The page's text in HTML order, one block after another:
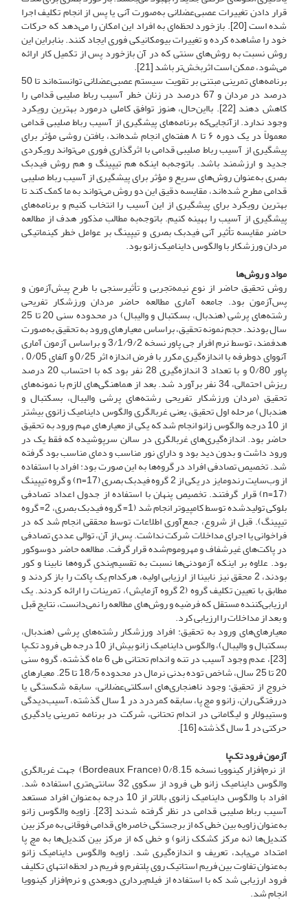
قرار دادن تغییرات عصبی‌عضلانی به‌صورت آنی یا پس از انجام تکلیف اجرا
شده است [20]. بازخورد لحظه‌ای به افراد این امکان را می‌دهد که حرکات
خود را مشاهده کرده و تغییرات بیومکانیکی فوری ایجاد کنند. بنابراین این
روش نسبت به روش‌های سنتی که در آن بازخورد پس از تکمیل کار ارائه
می‌شود، ممکن است اثربخش‌تر باشد [21].
برنامه‌های تمرینی مبتنی بر تقویت سیستم عصبی‌عضلانی توانسته‌اند تا 50
درصد در مردان و 67 درصد در زنان خطر آسیب رباط صلیبی قدامی را
کاهش دهند [22]. با‌این‌حال، هنوز توافق کاملی در‌مورد بهترین رویکرد
وجود ندارد. از‌آنجایی‌که برنامه‌های پیشگیری از آسیب رباط صلیبی قدامی
معمولاً در یک دوره ۶ تا ۸ هفته‌ای انجام شده‌اند، یافتن روشی مؤثر برای
پیشگیری از آسیب رباط صلیبی قدامی با اثرگذاری فوری می‌تواند رویکردی
جدید و ارزشمند باشد. با‌توجه‌به اینکه هم تیپینگ و هم روش فیدبک
بصری به‌عنوان روش‌های سریع و مؤثر برای پیشگیری از آسیب رباط صلیبی
قدامی مطرح شده‌اند، مقایسه دقیق این دو روش می‌تواند به ما کمک کند تا
بهترین رویکرد برای پیشگیری از این آسیب را انتخاب کنیم و برنامه‌های
پیشگیری از آسیب را بهینه کنیم. با‌توجه‌به مطالب مذکور هدف از مطالعه
حاضر مقایسه تأثیر آنی فیدبک بصری و تیپینگ بر عوامل خطر کینماتیکی
مردان ورزشکار با والگوس داینامیک زانو بود.
مواد و روش‌ها
روش تحقیق حاضر از نوع نیمه‌تجربی و تأثیر‌سنجی با طرح پیش‌آزمون و
پس‌آزمون بود. جامعه آماری مطالعه حاضر مردان ورزشکار تفریحی
رشته‌های پرشی (هندبال، بسکتبال و والیبال) در محدوده سنی 20 تا 25
سال بودند. حجم نمونه تحقیق، بر‌اساس معیارهای ورود به تحقیق به‌صورت
هدفمند، توسط نرم افرار جی پاور نسخه 3/1/9/2 و بر‌اساس آزمون آماری
آنووای دو‌طرفه با اندازه‌گیری مکرر با فرض اندازه اثر 0/25 و آلفای 0/05 ،
پاور 0/80 و با تعداد 3 اندازه‌گیری 28 نفر بود که با احتساب 20 درصد
ریزش احتمالی، 34 نفر برآورد شد. بعد از هماهنگی‌های لازم با نمونه‌های
تحقیق (مردان ورزشکار تفریحی رشته‌های پرشی والیبال، بسکتبال و
هندبال) مرحله اول تحقیق، یعنی غربالگری والگوس داینامیک زانوی بیشتر
از 10 درجه والگوس زانو انجام شد که یکی از معیارهای مهم ورود به تحقیق
حاضر بود. اندازه‌گیری‌های غربالگری در سالن سرپوشیده که فقط یک در
ورود داشت و بدون دید بود و دارای نور مناسب و دمای مناسب بود گرفته
شد. تخصیص تصادفی افراد در گروه‌ها به این صورت بود: افراد با استفاده
از وب‌سایت رندومایز در یکی از 2 گروه فیدبک بصری (17=n) و گروه تیپینگ
(17=n) قرار گرفتند. تخصیص پنهان با استفاده از جدول اعداد تصادفی
بلوکی تولید‌شده توسط کامپیوتر انجام شد (1= گروه فیدبک بصری، 2= گروه
تیپینگ). قبل از شروع، جمع‌آوری اطلاعات توسط محققی انجام شد که در
فراخوانی یا اجرای مداخلات شرکت نداشت. پس از آن، توالی عددی تصادفی
در پاکت‌های غیرشفاف و مهر‌و‌موم‌شده قرار گرفت. مطالعه حاضر دو‌سو‌کور
بود. علاوه بر اینکه آزمودنی‌ها نسبت به تقسیم‌بندی گروه‌ها نابینا و کور
بودند، 2 محقق نیز نابینا از ارزیابی اولیه، هر‌کدام یک پاکت را باز کردند و
مطابق با تعیین تکلیف گروه (2 گروه آزمایش)، تمرینات را ارائه کردند. یک
ارزیابی‌کننده مستقل که فرضیه و روش‌های مطالعه را نمی‌دانست، نتایج قبل
و بعد از مداخلات را ارزیابی کرد.
معیارهای‌های ورود به تحقیق: افراد ورزشکار رشته‌های پرشی (هندبال،
بسکتبال و والیبال)، والگوس داینامیک زانو بیش از 10 درجه طی فرود تک‌پا
[23]، عدم وجود آسیب در تنه و اندام تحتانی طی 6 ماه گذشته، گروه سنی
20 تا 25 سال، شاخص توده بدنی نرمال در محدوده 18/5 تا 25. معیارهای
خروج از تحقیق: وجود ناهنجاری‌های اسکلتی‌عضلانی، سابقه شکستگی یا
در‌رفتگی ران، زانو و مچ پا، سابقه کمر‌درد در 1 سال گذشته، آسیب‌دیدگی
وستیبولار و لیگامانی در اندام تحتانی، شرکت در برنامه تمرینی یادگیری
حرکتی در 1 سال گذشته [16].
آزمون فرود تک‌پا
از نرم‌افزار کینوویا نسخه 0/8.15 (Bordeaux, France) جهت غربالگری
والگوس داینامیک زانو طی فرود از سکوی 32 سانتی‌متری استفاده شد.
افراد با والگوس داینامیک زانوی بالاتر از 10 درجه به‌عنوان افراد مستعد
آسیب رباط صلیبی قدامی در نظر گرفته شدند [23]. زاویه والگوس زانو
به‌عنوان زاویه بین خطی که از برجستگی خاصره‌ای قدامی فوقانی به مرکز بین
کندیل‌ها (نه مرکز کشکک زانو) و خطی که از مرکز بین کندیل‌ها به مچ پا
امتداد می‌یابد، تعریف و اندازه‌گیری شد. زاویه والگوس داینامیک زانو
به‌عنوان تفاوت بین فریم استاتیک روی پلتفرم و فریم در لحظه انتهای تکلیف
فرود ارزیابی شد که با استفاده از فیلم‌برداری دو‌بعدی و نرم‌افزار کینوویا
انجام شد.